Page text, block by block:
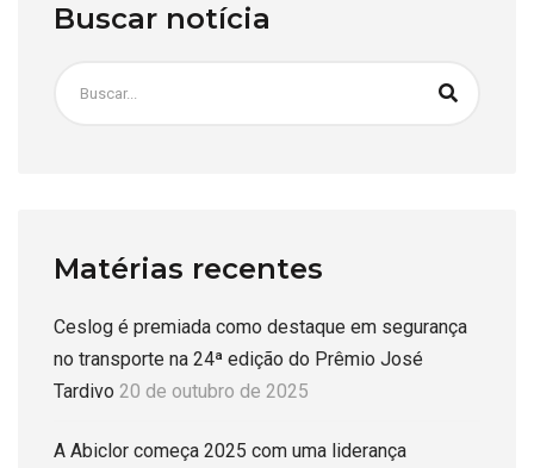
Buscar notícia
Matérias recentes
Ceslog é premiada como destaque em segurança
no transporte na 24ª edição do Prêmio José
Tardivo 20 de outubro de 2025
A Abiclor começa 2025 com uma liderança